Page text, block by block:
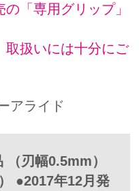
「専用グリップ」
扱いには十分にご
アライド
刃幅0.5mm）
●2017年12月発